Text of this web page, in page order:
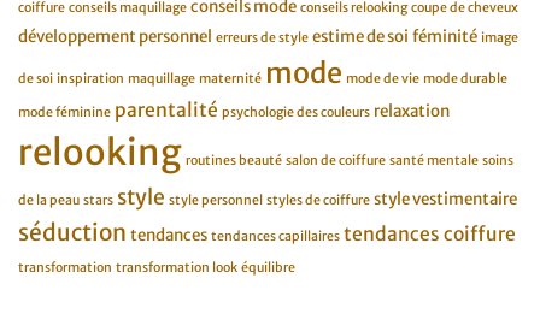
coiffure conseils maquillage conseils mode conseils relooking coupe de cheveux
développement personnel erreurs de style estime de soi féminité image
de soi inspiration maquillage maternité mode mode de vie mode durable
mode féminine parentalité psychologie des couleurs relaxation
relooking routines beauté salon de coiffure santé mentale soins
de la peau stars style style personnel styles de coiffure style vestimentaire
séduction tendances tendances capillaires tendances coiffure
transformation transformation look équilibre